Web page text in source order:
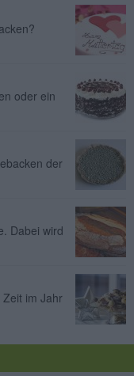
oder ein
der
Dabei wird
im Jahr